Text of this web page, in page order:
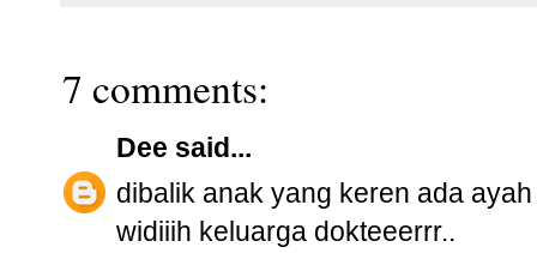
7 comments:
Dee said...
dibalik anak yang keren ada
widiiih keluarga dokteeerrr..